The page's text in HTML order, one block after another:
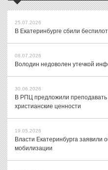
25.07.2026
В Екатеринбурге сбили
08.07.2026
Володин недоволен утечкой
30.06.2026
В РПЦ предложили преподавать
христианские ценности
19.05.2026
Власти Екатеринбурга заявили
мобилизации